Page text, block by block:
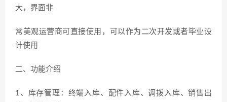
大，界面非
常美观运营商可直接使用，可以作为二次开发或者毕业设
计使用
二、功能介绍
1、库存管理：终端入库、配件入库、调拨入库、销售出